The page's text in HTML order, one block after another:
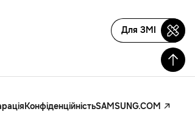
Для ЗМІ
КонфіденційністьSAMSUNG.COM